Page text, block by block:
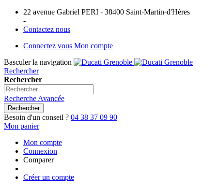
22 avenue Gabriel PERI - 38400 Saint-Martin-d'Hères
-
Contactez nous
Connectez vous Mon compte
Basculer la navigation
Rechercher
Rechercher
Recherche Avancée
Rechercher
Besoin d'un conseil ? 04 38 37 09 90
Mon panier
Mon compte
Connexion
Comparer
Créer un compte